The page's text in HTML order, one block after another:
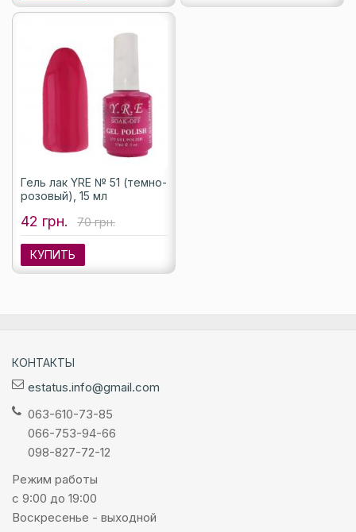
Гель лак YRE № 51 (темно-
розовый), 15 мл
42 грн. 70 грн.
КУПИТЬ
КОНТАКТЫ
estatus.info@gmail.com
063-610-73-85
066-753-94-66
098-827-72-12
Режим работы
с 9:00 до 19:00
Воскресенье - выходной